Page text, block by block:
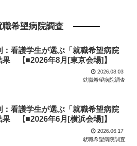
職希望病院調査
：看護学生が選ぶ「就職希望病院
【■2026年8月[東京会場]】
2026.08.03
就職希望病院調査
：看護学生が選ぶ「就職希望病院
【■2026年6月[横浜会場]】
2026.06.17
就職希望病院調査